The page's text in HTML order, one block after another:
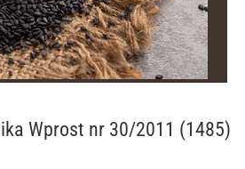
Wprost nr 30/2011 (1485)